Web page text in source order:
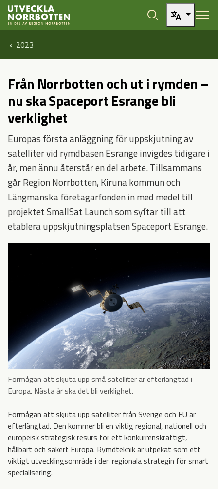
Öppna sidans huvudnavigering
Hoppa till sidans innehåll
2023
Från Norrbotten och ut i rymden –
nu ska Spaceport Esrange bli
verklighet
Europas första anläggning för uppskjutning av
satelliter vid rymdbasen Esrange invigdes tidigare i
år, men ännu återstår en del arbete. Tillsammans
går Region Norrbotten, Kiruna kommun och
Längmanska företagarfonden in med medel till
projektet SmallSat Launch som syftar till att
etablera uppskjutningsplatsen Spaceport Esrange.
Förmågan att skjuta upp små satelliter är efterlängtad i
Europa. Nästa år ska det bli verklighet.
Förmågan att skjuta upp satelliter från Sverige och EU är
efterlängtad. Den kommer bli en viktig regional, nationell och
europeisk strategisk resurs för ett konkurrenskraftigt,
hållbart och säkert Europa. Rymdteknik är utpekat som ett
viktigt utvecklingsområde i den regionala strategin för smart
specialisering.